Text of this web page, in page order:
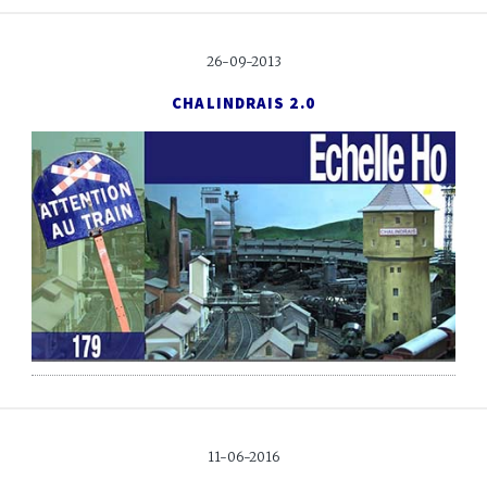
26-09-2013
CHALINDRAIS 2.0
11-06-2016